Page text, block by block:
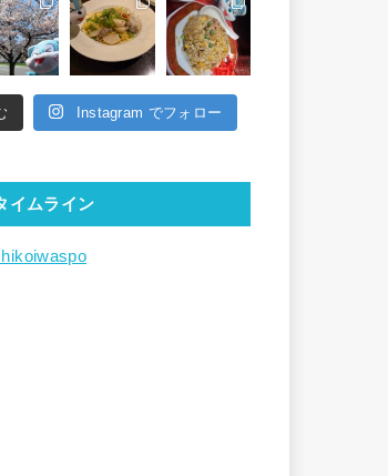
Instagram でフォロー
イムライン